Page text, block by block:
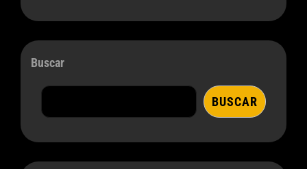
Buscar
BUSCAR